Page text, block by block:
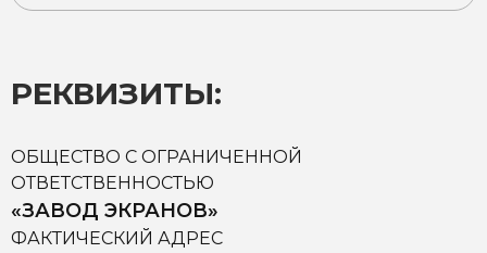
РЕКВИЗИТЫ:
ОБЩЕСТВО С ОГРАНИЧЕННОЙ
ОТВЕТСТВЕННОСТЬЮ
«ЗАВОД ЭКРАНОВ»
ФАКТИЧЕСКИЙ АДРЕС